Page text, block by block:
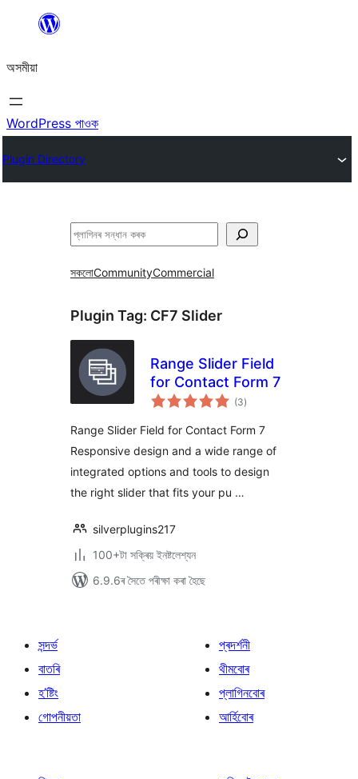
বিষয়বস্তুলৈ
যাওক
অসমীয়া
WordPress পাওক
Plugin Directory
সন্ধান
সকলোCommunityCommercial
Plugin Tag: CF7 Slider
Range Slider Field
for Contact Form 7
(3টা
মুঠ)
Range Slider Field for Contact Form 7
Responsive design and a wide range of
integrated options and tools to design
the right slider that fits your pu …
silverplugins217
100+টা সক্ৰিয় ইনষ্টলেশ্যন
6.9.6ৰ সৈতে পৰীক্ষা কৰা হৈছে
সন্দৰ্ভ
বাতৰি
হ’ষ্টিং
গোপনীয়তা
প্ৰদৰ্শনী
থীমবোৰ
প্লাগিনবোৰ
আৰ্হিবোৰ